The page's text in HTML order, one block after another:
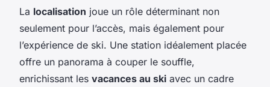
La localisation joue un rôle déterminant non
seulement pour l’accès, mais également pour
l’expérience de ski. Une station idéalement placée
offre un panorama à couper le souffle,
enrichissant les vacances au ski avec un cadre